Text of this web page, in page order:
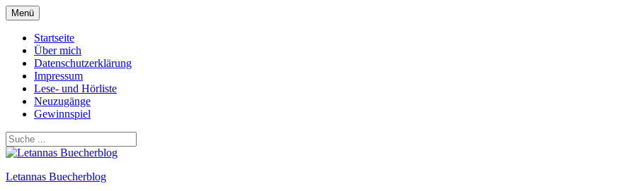
Zum
Inhalt
springen
Menü
Startseite
Über mich
Datenschutzerklärung
Impressum
Lese- und Hörliste
Neuzugänge
Gewinnspiel
Letannas Buecherblog